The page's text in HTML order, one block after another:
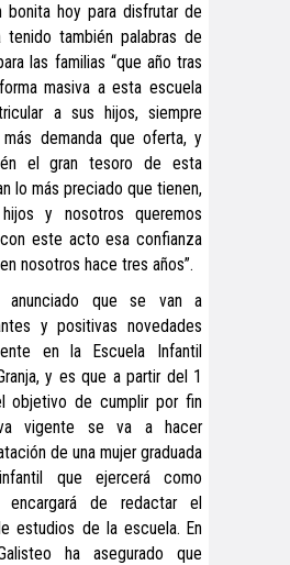
bonita hoy para disfrutar de
también palabras de
las familias “que año tras
masiva a esta escuela
a sus hijos, siempre
demanda que oferta, y
el gran tesoro de esta
lo más preciado que tienen,
y nosotros queremos
este acto esa confianza
nosotros hace tres años”.
anunciado que se van a
y positivas novedades
en la Escuela Infantil
y es que a partir del 1
objetivo de cumplir por fin
vigente se va a hacer
de una mujer graduada
que ejercerá como
de redactar el
estudios de la escuela. En
ha asegurado que